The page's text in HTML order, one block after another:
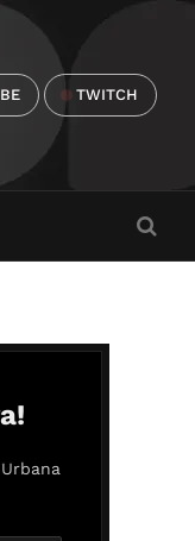
TWITCH